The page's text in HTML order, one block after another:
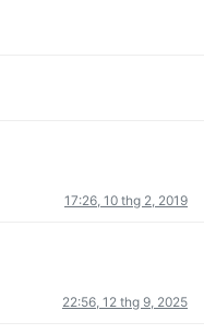
17:26, 10 thg 2, 2019
22:56, 12 thg 9, 2025